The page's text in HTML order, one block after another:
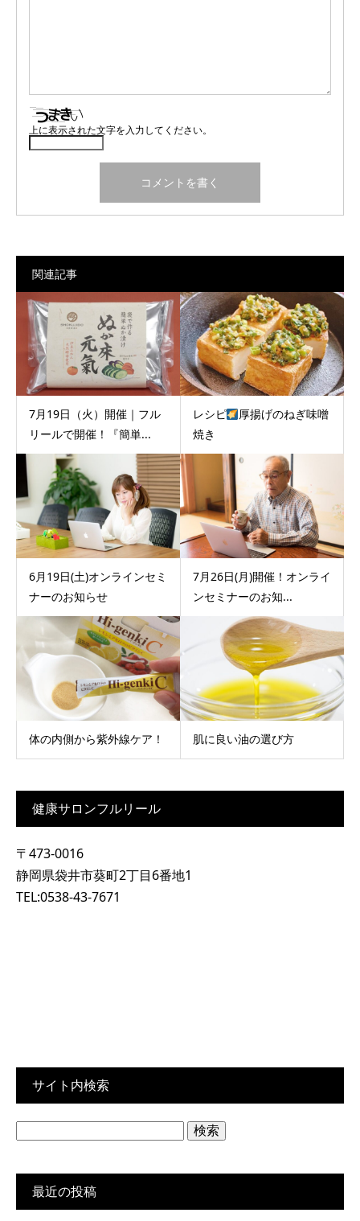
上に表示された文字を入力してください。
関連記事
7月19日（火）開催｜フル
リールで開催！『簡単...
レシピ
厚揚げのねぎ味噌
焼き
6月19日(土)オンラインセミ
ナーのお知らせ
7月26日(月)開催！オンライ
ンセミナーのお知...
体の内側から紫外線ケア！ 肌に良い油の選び方
健康サロンフルリール
〒473-0016
静岡県袋井市葵町2丁目6番地1
TEL:0538-43-7671
サイト内検索
最近の投稿